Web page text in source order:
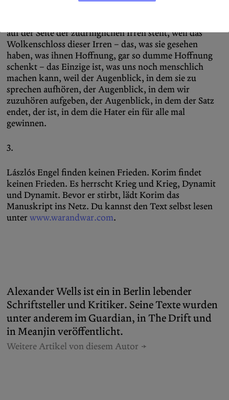
auf der Seite der zudringlichen Irren steht, weil das
Wolkenschloss dieser Irren – das, was sie gesehen
haben, was ihnen Hoffnung, gar so dumme Hoffnung
schenkt – das Einzige ist, was uns noch menschlich
machen kann, weil der Augenblick, in dem sie zu
sprechen aufhören, der Augenblick, in dem wir
zuzuhören aufgeben, der Augenblick, in dem der Satz
endet, der ist, in dem die Hater ein für alle mal
gewinnen.
3.
Lászlós Engel finden keinen Frieden. Korim findet
keinen Frieden. Es herrscht Krieg und Krieg, Dynamit
und Dynamit. Bevor er stirbt, lädt Korim das
Manuskript ins Netz. Du kannst den Text selbst lesen
unter www.warandwar.com.
Alexander Wells ist ein in Berlin lebender
Schriftsteller und Kritiker. Seine Texte wurden
unter anderem im Guardian, in The Drift und
in Meanjin veröffentlicht.
Weitere Artikel von diesem Autor